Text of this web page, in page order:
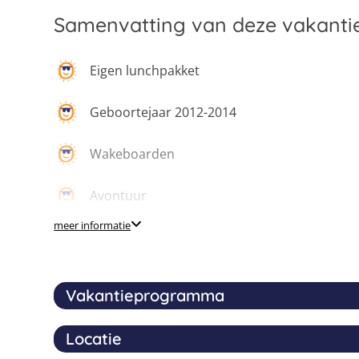
Samenvatting van deze
Eigen lunchpakket
Geboortejaar 2012-2014
Wakeboarden
Avontuur
meer informatie
Vakantieprogramma
Tijdens dit dagkamp in de zomervakantie krijg
Locatie